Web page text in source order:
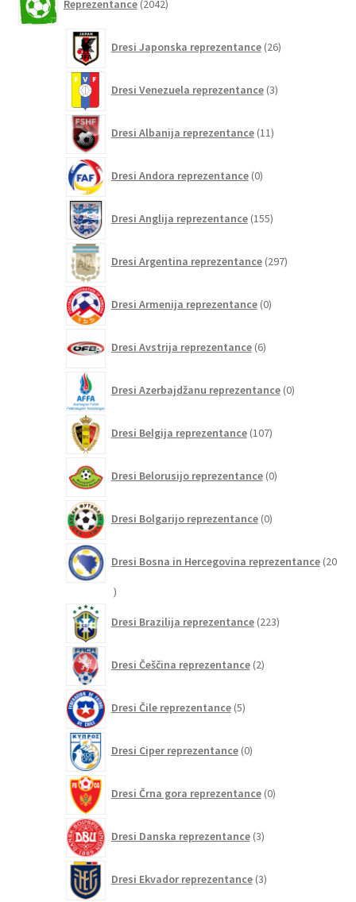
Reprezentance 2042izdelkov
Dresi Japonska reprezentance 26izdelkov
Dresi Venezuela reprezentance 3izdelki
Dresi Albanija reprezentance 11izdelkov
Dresi Andora reprezentance 0izdelkov
Dresi Anglija reprezentance 155izdelkov
Dresi Argentina reprezentance 297izdelkov
Dresi Armenija reprezentance 0izdelkov
Dresi Avstrija reprezentance 6izdelkov
Dresi Azerbajdžanu reprezentance 0izdelkov
Dresi Belgija reprezentance 107izdelkov
Dresi Belorusijo reprezentance 0izdelkov
Dresi Bolgarijo reprezentance 0izdelkov
Dresi Bosna in Hercegovina reprezentance 20
20
Dresi Brazilija reprezentance 223izdelkov
Dresi Češčina reprezentance 2izdelka
Dresi Čile reprezentance 5izdelkov
Dresi Ciper reprezentance 0izdelkov
Dresi Črna gora reprezentance 0izdelkov
Dresi Danska reprezentance 3izdelki
Dresi Ekvador reprezentance 3izdelki